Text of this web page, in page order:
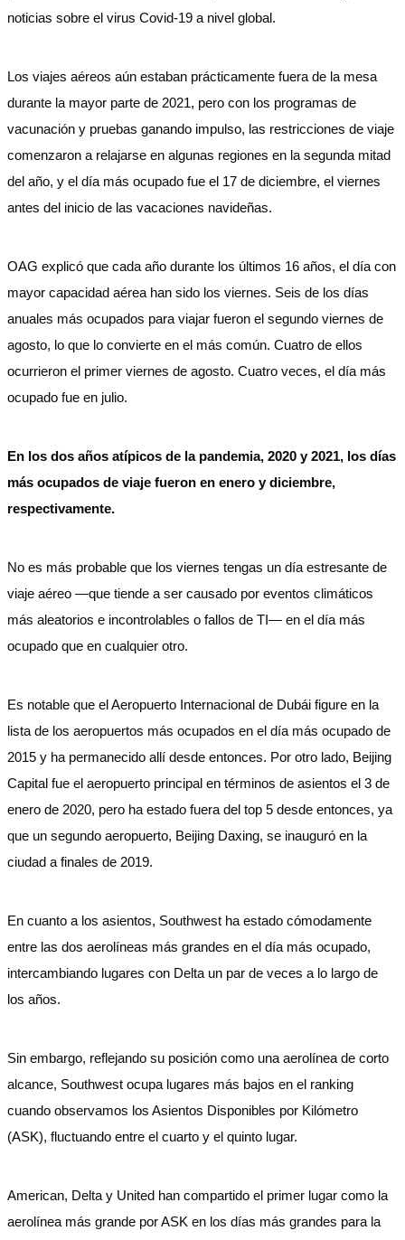
noticias sobre el virus Covid-19 a nivel global.
Los viajes aéreos aún estaban prácticamente fuera de la mesa
durante la mayor parte de 2021, pero con los programas de
vacunación y pruebas ganando impulso, las restricciones de viaje
comenzaron a relajarse en algunas regiones en la segunda mitad
del año, y el día más ocupado fue el 17 de diciembre, el viernes
antes del inicio de las vacaciones navideñas.
OAG explicó que cada año durante los últimos 16 años, el día con
mayor capacidad aérea han sido los viernes. Seis de los días
anuales más ocupados para viajar fueron el segundo viernes de
agosto, lo que lo convierte en el más común. Cuatro de ellos
ocurrieron el primer viernes de agosto. Cuatro veces, el día más
ocupado fue en julio.
En los dos años atípicos de la pandemia, 2020 y 2021, los días
más ocupados de viaje fueron en enero y diciembre,
respectivamente.
No es más probable que los viernes tengas un día estresante de
viaje aéreo —que tiende a ser causado por eventos climáticos
más aleatorios e incontrolables o fallos de TI— en el día más
ocupado que en cualquier otro.
Es notable que el Aeropuerto Internacional de Dubái figure en la
lista de los aeropuertos más ocupados en el día más ocupado de
2015 y ha permanecido allí desde entonces. Por otro lado, Beijing
Capital fue el aeropuerto principal en términos de asientos el 3 de
enero de 2020, pero ha estado fuera del top 5 desde entonces, ya
que un segundo aeropuerto, Beijing Daxing, se inauguró en la
ciudad a finales de 2019.
En cuanto a los asientos, Southwest ha estado cómodamente
entre las dos aerolíneas más grandes en el día más ocupado,
intercambiando lugares con Delta un par de veces a lo largo de
los años.
Sin embargo, reflejando su posición como una aerolínea de corto
alcance, Southwest ocupa lugares más bajos en el ranking
cuando observamos los Asientos Disponibles por Kilómetro
(ASK), fluctuando entre el cuarto y el quinto lugar.
American, Delta y United han compartido el primer lugar como la
aerolínea más grande por ASK en los días más grandes para la